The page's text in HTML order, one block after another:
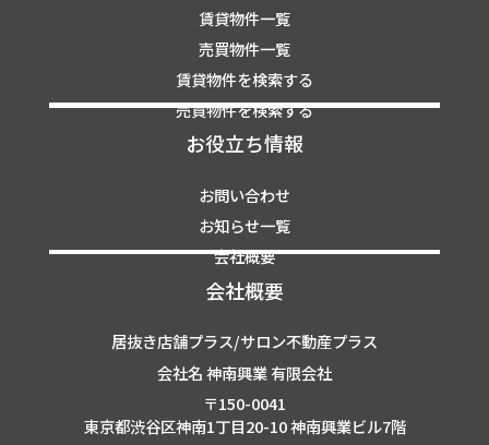
賃貸物件一覧
売買物件一覧
賃貸物件を検索する
売買物件を検索する
お役立ち情報
お問い合わせ
お知らせ一覧
会社概要
会社概要
居抜き店舗プラス/サロン不動産プラス
会社名 神南興業 有限会社
〒150-0041
東京都渋谷区神南1丁目20-10 神南興業ビル7階